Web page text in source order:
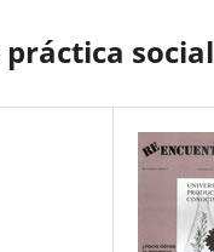
social